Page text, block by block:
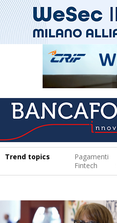
Trend topics Pagamenti
Fintech